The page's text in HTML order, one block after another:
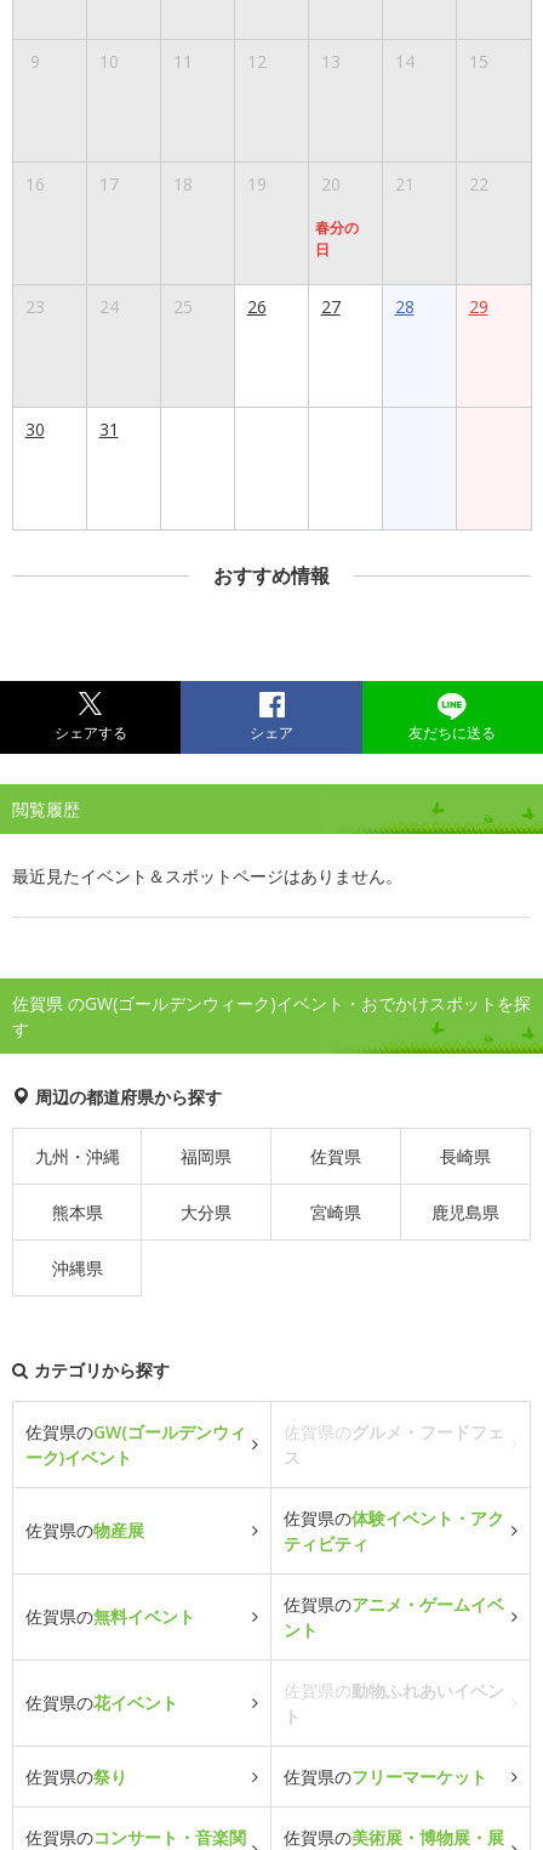
9 10 11 12 13 14 15
16 17 18 19 20
春分の
日
21 22
23 24 25 26 27 28 29
30 31
おすすめ情報
シェアする シェア 友だちに送る
閲覧履歴
最近見たイベント＆スポットページはありません。
佐賀県 のGW(ゴールデンウィーク)イベント・おでかけスポットを探
す
周辺の都道府県から探す
九州・沖縄 福岡県 佐賀県 長崎県
熊本県 大分県 宮崎県 鹿児島県
沖縄県
カテゴリから探す
佐賀県のGW(ゴールデンウィ
ーク)イベント
佐賀県のグルメ・フードフェ
ス
佐賀県の物産展
佐賀県の体験イベント・アク
ティビティ
佐賀県の無料イベント
佐賀県のアニメ・ゲームイベ
ント
佐賀県の花イベント
佐賀県の動物ふれあいイベン
ト
佐賀県の祭り 佐賀県のフリーマーケット
佐賀県のコンサート・音楽関
佐賀県の美術展・博物展・展